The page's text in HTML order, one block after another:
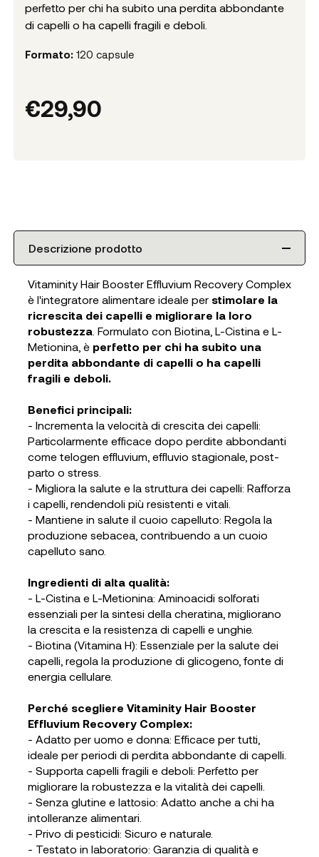
perfetto per chi ha subito una perdita abbondante
di capelli o ha capelli fragili e deboli.
Formato: 120 capsule
€29,90
Descrizione prodotto
Vitaminity Hair Booster Effluvium Recovery Complex
è l'integratore alimentare ideale perstimolare la
ricrescita dei capelli e migliorare la loro
robustezza. Formulato con Biotina, L-Cistina e L-
Metionina, è perfetto per chi ha subito una
perdita abbondante di capelli o ha capelli
fragili e deboli.
Benefici principali:
- Incrementa la velocità di crescita dei capelli:
Particolarmente efficace dopo perdite abbondanti
come telogen effluvium, effluvio stagionale, post-
parto o stress.
- Migliora la salute e la struttura dei capelli: Rafforza
i capelli, rendendoli più resistenti e vitali.
- Mantiene in salute il cuoio capelluto: Regola la
produzione sebacea, contribuendo a un cuoio
capelluto sano.
Ingredienti di alta qualità:
- L-Cistina e L-Metionina: Aminoacidi solforati
essenziali per la sintesi della cheratina, migliorano
la crescita e la resistenza di capelli e unghie.
- Biotina (Vitamina H): Essenziale per la salute dei
capelli, regola la produzione di glicogeno, fonte di
energia cellulare.
Perché scegliere Vitaminity Hair Booster
Effluvium Recovery Complex:
- Adatto per uomo e donna: Efficace per tutti,
ideale per periodi di perdita abbondante di capelli.
- Supporta capelli fragili e deboli: Perfetto per
migliorare la robustezza e la vitalità dei capelli.
- Senza glutine e lattosio: Adatto anche a chi ha
intolleranze alimentari.
- Privo di pesticidi: Sicuro e naturale.
- Testato in laboratorio: Garanzia di qualità e